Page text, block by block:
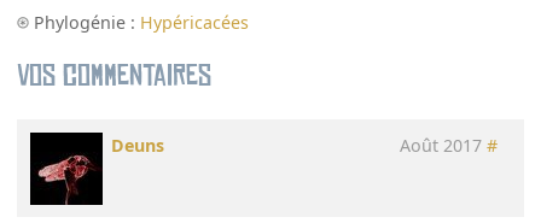
Phylogénie : Hypéricacées
Vos commentaires
Deuns Août 2017 #